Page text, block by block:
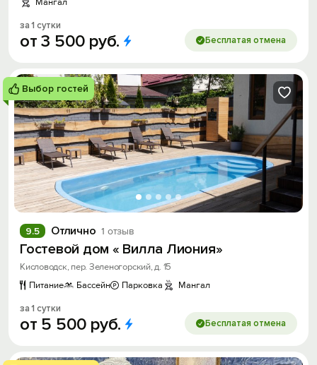
за 1 сутки
от3 500 руб. Бесплатая отмена
Выбор гостей
Отлично 1 отзыв
9.5
Гостевой дом « Вилла Лиония»
Кисловодск, пер. Зеленогорский, д. 15
Питание
Бассейн Парковка Мангал
за 1 сутки
от 5 500 руб. Бесплатая отмена